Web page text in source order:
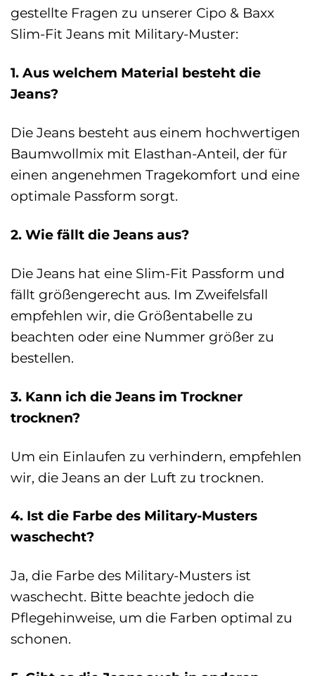
gestellte Fragen zu unserer Cipo & Baxx
Slim-Fit Jeans mit Military-Muster:
1. Aus welchem Material besteht die
Jeans?
Die Jeans besteht aus einem hochwertigen
Baumwollmix mit Elasthan-Anteil, der für
einen angenehmen Tragekomfort und eine
optimale Passform sorgt.
2. Wie fällt die Jeans aus?
Die Jeans hat eine Slim-Fit Passform und
fällt größengerecht aus. Im Zweifelsfall
empfehlen wir, die Größentabelle zu
beachten oder eine Nummer größer zu
bestellen.
3. Kann ich die Jeans im Trockner
trocknen?
Um ein Einlaufen zu verhindern, empfehlen
wir, die Jeans an der Luft zu trocknen.
4. Ist die Farbe des Military-Musters
waschecht?
Ja, die Farbe des Military-Musters ist
waschecht. Bitte beachte jedoch die
Pflegehinweise, um die Farben optimal zu
schonen.